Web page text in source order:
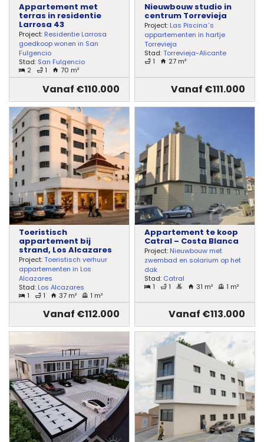
Appartement met
terras in residentie
Larrosa 43
Project: Residentie Larrosa
goedkoop wonen in San
Fulgencio
Stad: San Fulgencio
2
1 70 m²
Vanaf €110.000
Nieuwbouw studio in
centrum Torrevieja
Project: Las Piscina´s
appartementen in hartje
Torrevieja
Stad:Torrevieja-Alicante
1
27 m²
Vanaf €111.000
Toeristisch
appartement bij
strand, Los Alcazares
Project:Toeristisch verhuur
appartementen in Los
Alcazares
Stad: Los Alcazares
1
1 37 m² 1 m²
Vanaf €112.000
Appartement te koop
Catral – Costa Blanca
Project: Nieuwbouw met
zwembad en solarium op het
dak
Stad: Catral
1
1 31 m² 1 m²
Vanaf €113.000